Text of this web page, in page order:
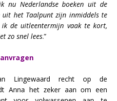
nu Nederlandse boeken uit de
uit het Taalpunt zijn inmiddels te
de uitleentermijn vaak te kort,
zo snel lees.”
Lingewaard recht op de
Anna het zeker aan om een